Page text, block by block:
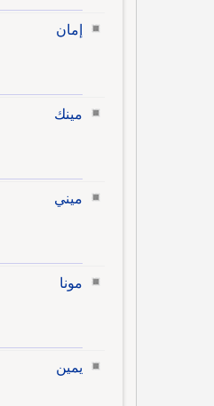
إمان
مينك
ميني
مونا
يمين